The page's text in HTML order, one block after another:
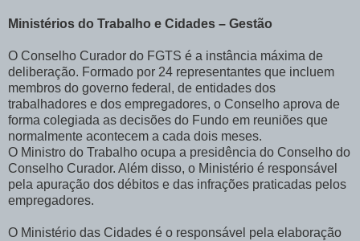
Ministérios do Trabalho e Cidades – Gestão
O Conselho Curador do FGTS é a instância máxima de
deliberação. Formado por 24 representantes que incluem
membros do governo federal, de entidades dos
trabalhadores e dos empregadores, o Conselho aprova de
forma colegiada as decisões do Fundo em reuniões que
normalmente acontecem a cada dois meses.
O Ministro do Trabalho ocupa a presidência do Conselho do
Conselho Curador. Além disso, o Ministério é responsável
pela apuração dos débitos e das infrações praticadas pelos
empregadores.
O Ministério das Cidades é o responsável pela elaboração